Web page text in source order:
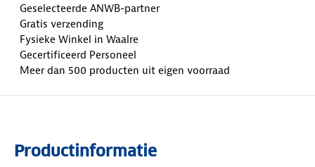
Geselecteerde ANWB-partner
Gratis verzending
Fysieke Winkel in Waalre
Gecertificeerd Personeel
Meer dan 500 producten uit eigen voorraad
Productinformatie